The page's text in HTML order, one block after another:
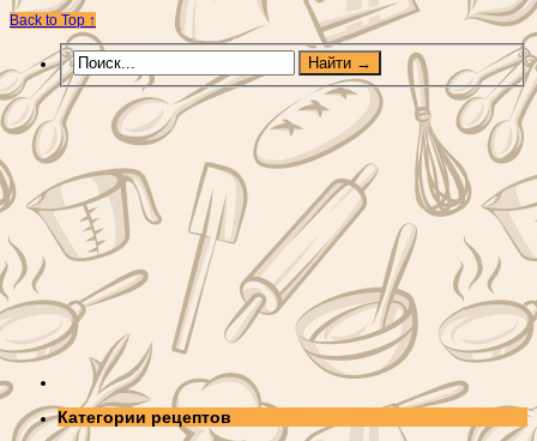
Back to Top ↑
Категории рецептов